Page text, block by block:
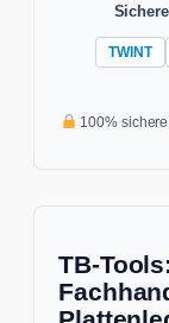
TWINT
100%
TB-